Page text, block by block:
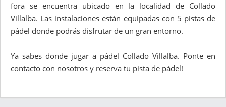
fora se encuentra ubicado en la localidad de Collado
Villalba. Las instalaciones están equipadas con 5 pistas de
pádel donde podrás disfrutar de un gran entorno.
Ya sabes donde jugar a pádel Collado Villalba. Ponte en
contacto con nosotros y reserva tu pista de pádel!